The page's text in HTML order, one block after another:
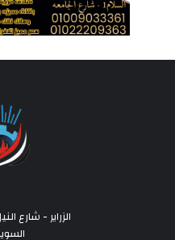
الزراير - شارع